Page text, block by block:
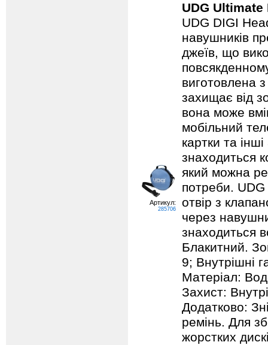
Артикул:
285706
UDG
UDG DIGI
навушників
джеїв, що
виготовлена
захищає від
вона може
мобільний
картки та
знаходиться
який можна
потреби.
отвір з
через
знаходиться
Блакитний.
9; Внутрішні
Матеріал:
Захист:
Додатково:
ремінь. Для
жорстких